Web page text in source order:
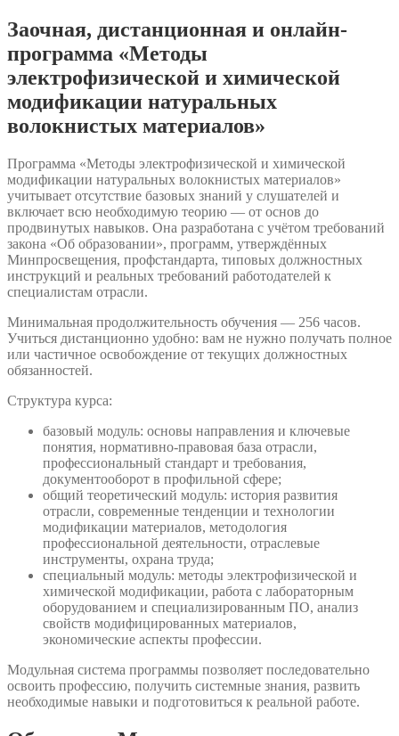
Заочная, дистанционная и онлайн-
программа «Методы
электрофизической и химической
модификации натуральных
волокнистых материалов»
Программа «Методы электрофизической и химической
модификации натуральных волокнистых материалов»
учитывает отсутствие базовых знаний у слушателей и
включает всю необходимую теорию — от основ до
продвинутых навыков. Она разработана с учётом требований
закона «Об образовании», программ, утверждённых
Минпросвещения, профстандарта, типовых должностных
инструкций и реальных требований работодателей к
специалистам отрасли.
Минимальная продолжительность обучения — 256 часов.
Учиться дистанционно удобно: вам не нужно получать полное
или частичное освобождение от текущих должностных
обязанностей.
Структура курса:
базовый модуль: основы направления и ключевые
понятия, нормативно-правовая база отрасли,
профессиональный стандарт и требования,
документооборот в профильной сфере;
общий теоретический модуль: история развития
отрасли, современные тенденции и технологии
модификации материалов, методология
профессиональной деятельности, отраслевые
инструменты, охрана труда;
специальный модуль: методы электрофизической и
химической модификации, работа с лабораторным
оборудованием и специализированным ПО, анализ
свойств модифицированных материалов,
экономические аспекты профессии.
Модульная система программы позволяет последовательно
освоить профессию, получить системные знания, развить
необходимые навыки и подготовиться к реальной работе.